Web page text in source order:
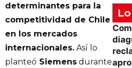
determinantes para la
competitividad de Chile
en los mercados
internacionales. Así lo
planteó Siemens durante